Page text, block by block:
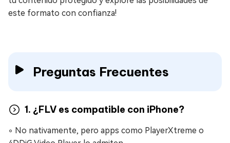
este formato con confianza!
Preguntas Frecuentes
1. ¿FLV es compatible con iPhone?
◦ No nativamente, pero apps como PlayerXtreme o